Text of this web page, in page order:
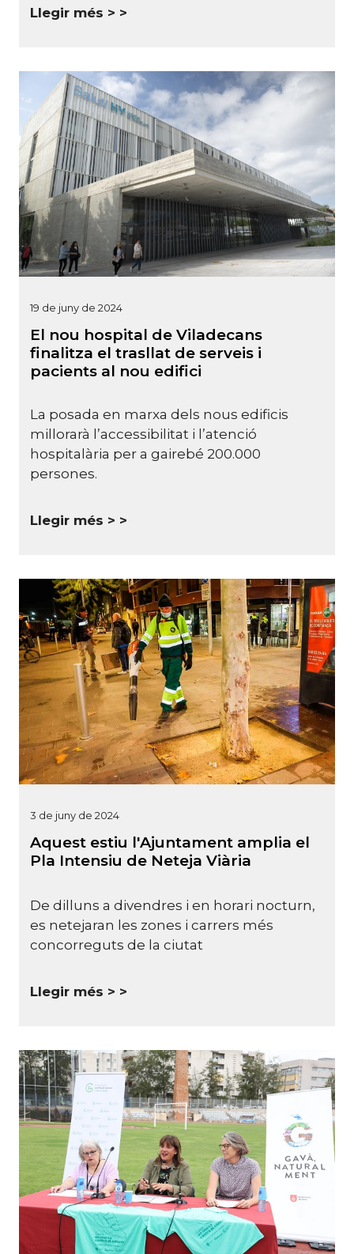
Llegir més >
19 de juny de 2024
El nou hospital de Viladecans
finalitza el trasllat de serveis i
pacients al nou edifici
La posada en marxa dels nous edificis
millorarà l’accessibilitat i l’atenció
hospitalària per a gairebé 200.000
persones.
Llegir més >
3 de juny de 2024
Aquest estiu l'Ajuntament amplia el
Pla Intensiu de Neteja Viària
De dilluns a divendres i en horari nocturn,
es netejaran les zones i carrers més
concorreguts de la ciutat
Llegir més >